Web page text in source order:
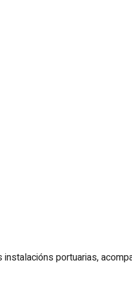
portuarias,